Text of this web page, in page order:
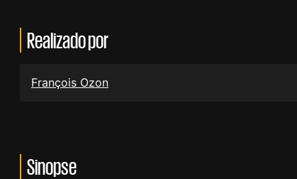
Realizado por
François Ozon
Sinopse